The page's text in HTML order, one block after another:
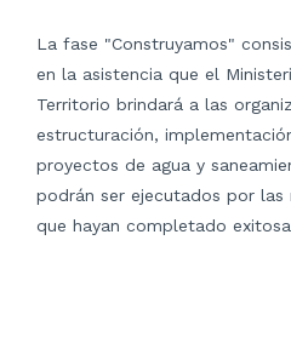
La fase "Construyamos"
en la asistencia que el
Territorio brindará a las
estructuración,
proyectos de agua y
podrán ser ejecutados por las
que hayan completado